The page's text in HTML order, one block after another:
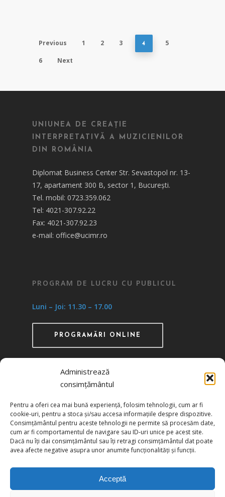
Administrează
consimțământul
Pentru a oferi cea mai bună experiență, folosim tehnologii, cum ar fi
cookie-uri, pentru a stoca și/sau accesa informațiile despre dispozitive.
Consimțământul pentru aceste tehnologii ne permite să procesăm date,
cum ar fi comportamentul de navigare sau ID-uri unice pe acest site.
Dacă nu îți dai consimțământul sau îți retragi consimțământul dat poate
avea afecte negative asupra unor anumite funcționalități și funcții.
Acceptă
Previous 1 2 3 4 5
6 Next
UNIUNEA DE CREAȚIE
INTERPRETATIVĂ A MUZICIENILOR
DIN ROMÂNIA
Diplomat Business Center Str. Sevastopol nr. 13-
17, apartament 300 B, sector 1, București.
Tel. mobil: 0723.359.062
Tel: 4021-307.92.22
Fax: 4021-307.92.23
e-mail: office@ucimr.ro
PROGRAM DE LUCRU CU PUBLICUL
Luni – Joi: 11.30 – 17.00
PROGRAMĂRI ONLINE
prin HG 1242/29.11.2000 publicată în MO nr.
634/06.12.2000
Politica de confidențialitate
Politica de cookies